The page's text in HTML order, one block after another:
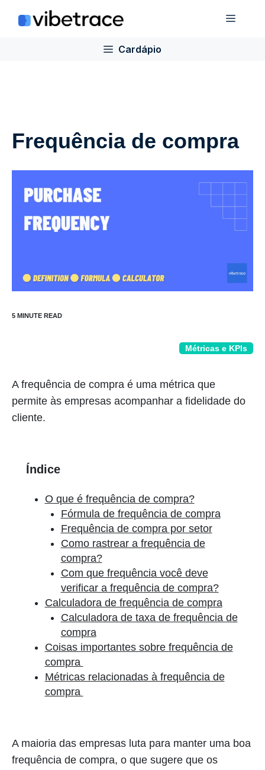
para
Cardápio
Frequência de compra
Métricas e KPIs
A frequência de compra é uma métrica que
permite às empresas acompanhar a fidelidade do
cliente.
Índice
O que é frequência de compra?
Fórmula de frequência de compra
Frequência de compra por setor
Como rastrear a frequência de
compra?
Com que frequência você deve
verificar a frequência de compra?
Calculadora de frequência de compra
Calculadora de taxa de frequência de
compra
Coisas importantes sobre frequência de
compra
Métricas relacionadas à frequência de
compra
A maioria das empresas luta para manter uma boa
frequência de compra, o que sugere que os